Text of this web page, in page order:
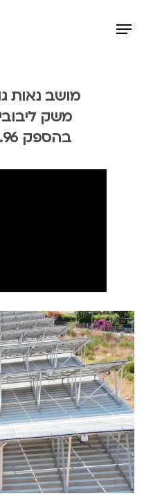
Menu
מושב נאות
בהספק 156.96 קילוואט